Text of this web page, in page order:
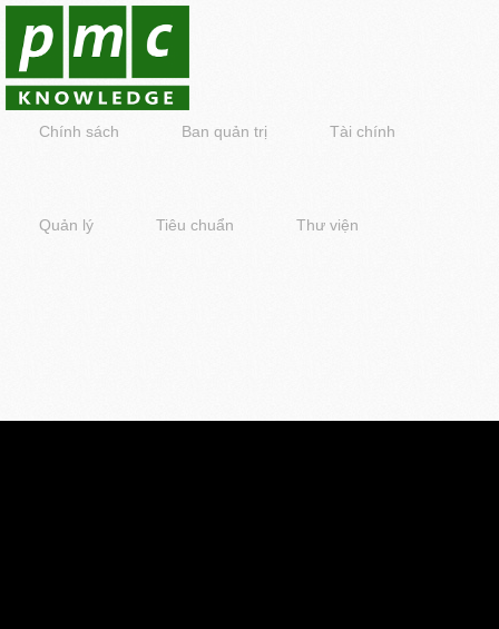
Chính sách Ban quản trị Tài chính
Quản lý Tiêu chuẩn Thư viện